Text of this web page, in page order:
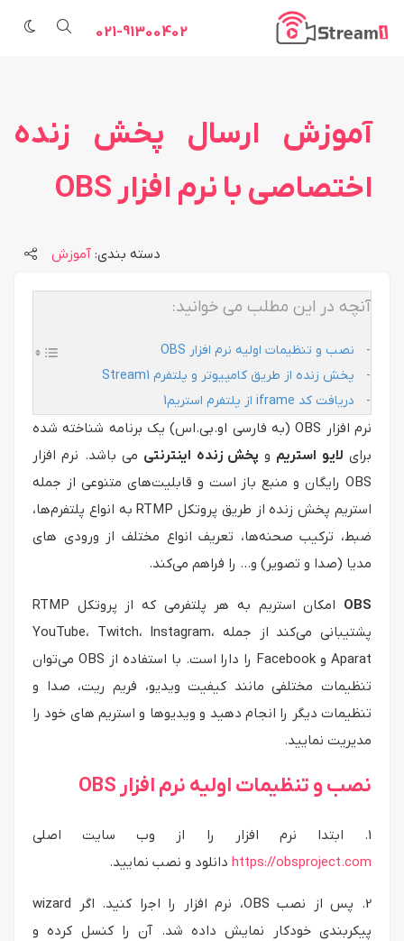
021-91300402
آموزش ارسال پخش زنده
اختصاصی با نرم افزار OBS
دسته بندی: آموزش
آنچه در این مطلب می خوانید:
نصب و تنظیمات اولیه نرم افزار OBS
پخش زنده از طریق کامپیوتر و پلتفرم Stream1
دریافت کد iframe از پلتفرم استریم1
نرم افزار OBS (به فارسی او.بی.اس) یک برنامه شناخته شده
برای لایو استریم و پخش زنده اینترنتی می باشد. نرم افزار
OBS رایگان و منبع باز است و قابلیت‌های متنوعی از جمله
استریم پخش زنده از طریق پروتکل RTMP به انواع پلتفرم‌ها،
ضبط، ترکیب صحنه‌ها، تعریف انواع مختلف از ورودی های
مدیا (صدا و تصویر) و… را فراهم می‌کند.
OBS
امکان استریم به هر پلتفرمی که از پروتکل RTMP
پشتیبانی می‌کند از جمله YouTube، Twitch، Instagram،
Aparat و Facebook را دارا است. با استفاده از OBS می‌توان
تنظیمات مختلفی مانند کیفیت ویدیو، فریم ریت، صدا و
تنظیمات دیگر را انجام دهید و ویدیوها و استریم های خود را
مدیریت نمایید.
نصب و تنظیمات اولیه نرم افزار OBS
1. ابتدا نرم افزار را از وب سایت اصلی
https://obsproject.com دانلود و نصب نمایید.
2. پس از نصب OBS، نرم افزار را اجرا کنید. اگر wizard
پیکربندی خودکار نمایش داده شد. آن را کنسل کرده و